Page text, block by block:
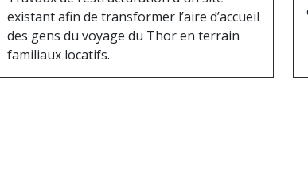
existant afin de transformer l’aire d’accueil
des gens du voyage du Thor en terrain
familiaux locatifs.